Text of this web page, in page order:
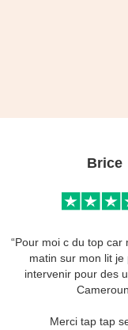
Brice
“Pour moi c du top car
matin sur mon lit je
intervenir pour des
Cameroun.
Merci tap tap